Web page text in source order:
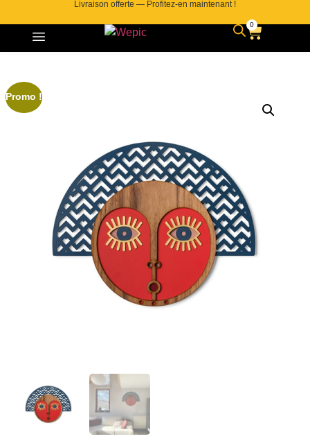
Livraison offerte — Profitez-en maintenant !
0
Promo !